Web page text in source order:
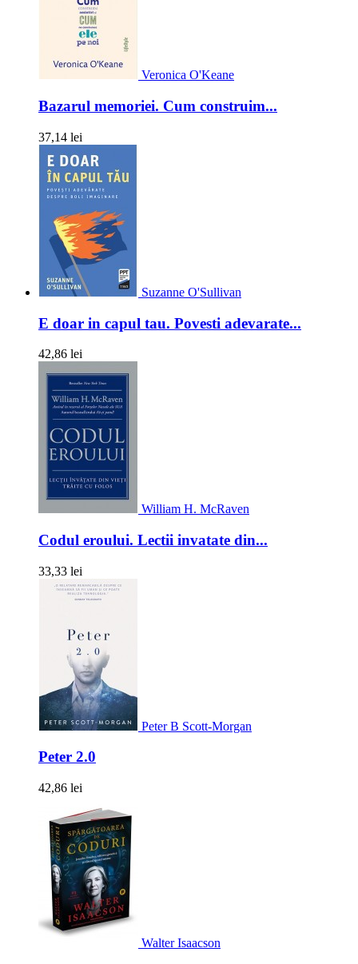
Veronica O'Keane
Bazarul memoriei. Cum construim...
37,14 lei
Suzanne O'Sullivan
E doar in capul tau. Povesti adevarate...
42,86 lei
William H. McRaven
Codul eroului. Lectii invatate din...
33,33 lei
Peter B Scott-Morgan
Peter 2.0
42,86 lei
Walter Isaacson